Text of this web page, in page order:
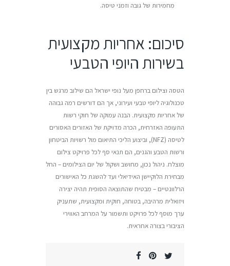
מחמירות של גובה וזמני טיסה.
סיכום: אחריות מקצועית
בשירות היופי הטבעי
הטסה וצילום ברחפן מעל נופי ישראל הם שילוב מרגש בין
טכנולוגיה ליופי טבעי ועירוני, אך הם דורשים רמה גבוהה
של אחריות מקצועית. הבנה עמוקה של חוקי רשות
התעופה האזרחית, הכרה מדויקת של האזורים האסורים
לטיסה (NFZ), וביצוע הליכי התיאום מול רשויות הביטחון
ורשות הטבע והגנים, הם תנאי סף לכל פרויקט צילום
מוצלח. ניהול נכון, מחושב ושקול של יום הצילומים – החל
מבחירת הלוקיישן האידיאלי ועד להשגת כל האישורים
הרלוונטיים – מבטיח שהתוצאה הסופית תהיה יצירה
ויזואלית מרהיבה, בטוחה, חוקית ומקצועית, שתעניק
ערך מוסף לכל פרויקט ותשמור על המרחב האווירי
הציבורי בצורה אחראית.